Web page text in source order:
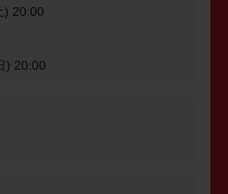
) 20:00
) 20:00